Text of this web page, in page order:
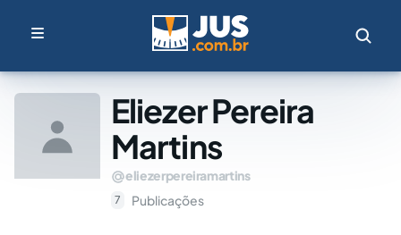
Eliezer Pereira
Martins
eliezerpereiramartins
7 Publicações